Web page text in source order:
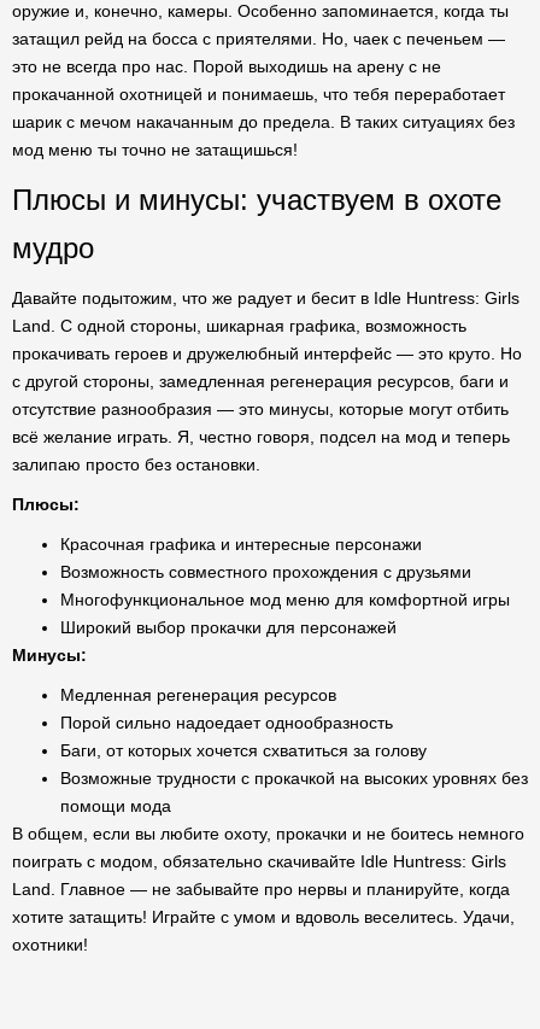
оружие и, конечно, камеры. Особенно запоминается, когда ты
затащил рейд на босса с приятелями. Но, чаек с печеньем —
это не всегда про нас. Порой выходишь на арену с не
прокачанной охотницей и понимаешь, что тебя переработает
шарик с мечом накачанным до предела. В таких ситуациях без
мод меню ты точно не затащишься!
Плюсы и минусы: участвуем в охоте
мудро
Давайте подытожим, что же радует и бесит в Idle Huntress: Girls
Land. С одной стороны, шикарная графика, возможность
прокачивать героев и дружелюбный интерфейс — это круто. Но
с другой стороны, замедленная регенерация ресурсов, баги и
отсутствие разнообразия — это минусы, которые могут отбить
всё желание играть. Я, честно говоря, подсел на мод и теперь
залипаю просто без остановки.
Плюсы:
Красочная графика и интересные персонажи
Возможность совместного прохождения с друзьями
Многофункциональное мод меню для комфортной игры
Широкий выбор прокачки для персонажей
Минусы:
Медленная регенерация ресурсов
Порой сильно надоедает однообразность
Баги, от которых хочется схватиться за голову
Возможные трудности с прокачкой на высоких уровнях без
помощи мода
В общем, если вы любите охоту, прокачки и не боитесь немного
поиграть с модом, обязательно скачивайте Idle Huntress: Girls
Land. Главное — не забывайте про нервы и планируйте, когда
хотите затащить! Играйте с умом и вдоволь веселитесь. Удачи,
охотники!